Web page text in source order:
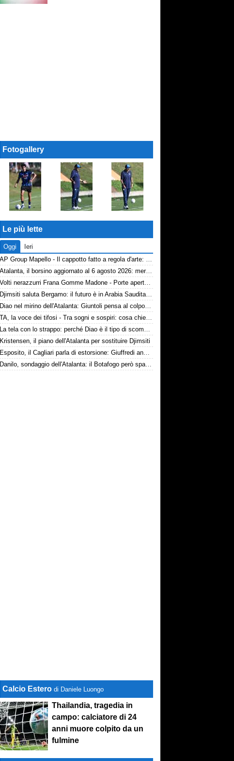
Fotogallery
Le più lette
Oggi
Ieri
AP Group Mapello - Il cappotto fatto a regola d'arte: qualità certificata ICMQ
Atalanta, il borsino aggiornato al 6 agosto 2026: mercato in entrata ancora in stand-by. Si lavora sulle cessioni
Volti nerazzurri Frana Gomme Madone - Porte aperte alla New Balance Arena: i volti dei tifosi della Dea
Djimsiti saluta Bergamo: il futuro è in Arabia Saudita! Tre milioni e firma biennale
Diao nel mirino dell'Atalanta: Giuntoli pensa al colpo dal Como
TA, la voce dei tifosi - Tra sogni e sospiri: cosa chiedono davvero i tifosi dell'Atalanta
La tela con lo strappo: perché Diao è il tipo di scommessa che Giuntoli ama
Kristensen, il piano dell'Atalanta per sostituire Djimsiti
Esposito, il Cagliari parla di estorsione: Giuffredi annuncia denuncia
Danilo, sondaggio dell'Atalanta: il Botafogo però spara alto
Calcio Estero di Daniele Luongo
Thailandia, tragedia in
campo: calciatore di 24
anni muore colpito da un
fulmine